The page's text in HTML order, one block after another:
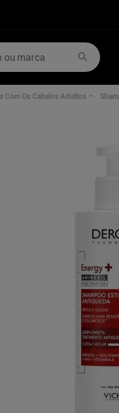
marca
Com Os Cabelos Adultos